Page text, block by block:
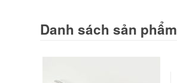
Danh sách sản phẩm